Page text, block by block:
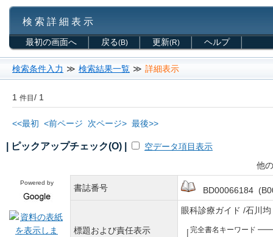
検 索 詳 細 表 示
最初の画面へ 戻る(B) 更新(R) ヘルプ
検索条件入力 ≫ 検索結果一覧 ≫ 詳細表示
1 件目/ 1
<<最初 <前ページ 次ページ> 最後>>
| ピックアップチェック(O) |
空データ項目表示
他
Powered by
書誌番号 BD00066184
標題および責任表示
眼科診療ガイド /石
完全書名キーワード